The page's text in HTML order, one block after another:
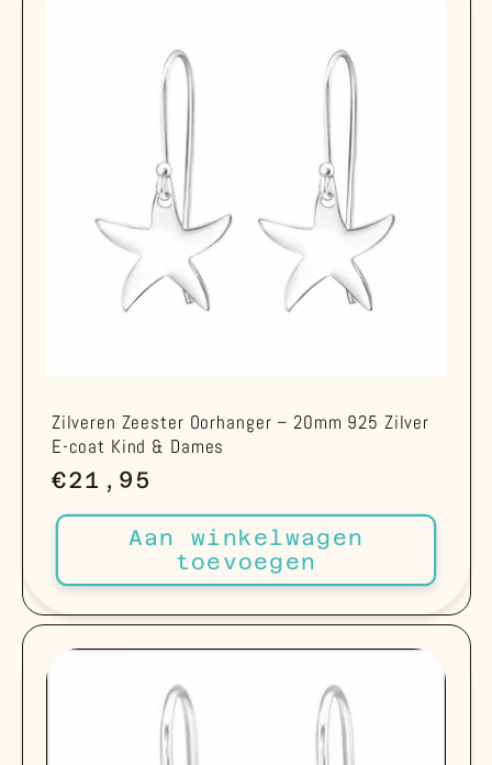
Zilveren Zeester Oorhanger – 20mm 925 Zilver
E-coat Kind & Dames
Normale
prijs
€21,95
Aan winkelwagen
toevoegen